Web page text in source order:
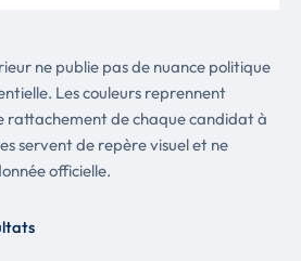
ne publie pas de nuance politique
Les couleurs reprennent
rattachement de chaque candidat à
servent de repère visuel et ne
officielle.